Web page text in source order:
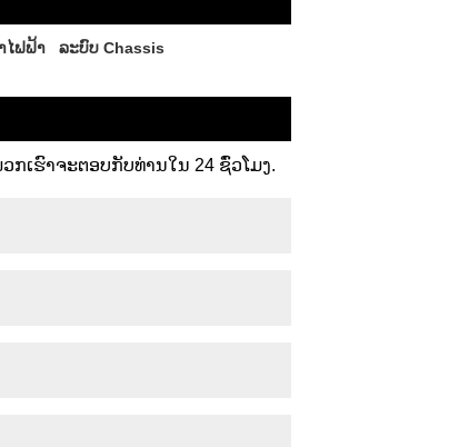
ໄຟຟ້າ
ລະບົບ Chassis
ເຮົາຈະຕອບກັບທ່ານໃນ 24 ຊົ່ວໂມງ.